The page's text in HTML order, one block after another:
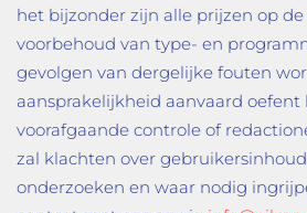
het bijzonder zijn alle prijzen op
voorbehoud van type- en
gevolgen van dergelijke fouten
aansprakelijkheid aanvaard oefent
voorafgaande controle of
zal klachten over
onderzoeken en waar nodig